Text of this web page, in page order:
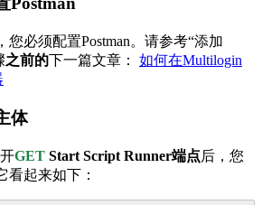
必须配置Postman。请参考“添加
之前的下一篇文章： 如何在Multilogin
体
GET Start Script Runner端点后，您
看起来如下：